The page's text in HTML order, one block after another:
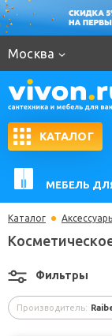
Москва
КАТАЛОГ
МЕБЕЛЬ
Каталог
Производитель:
Фильтры